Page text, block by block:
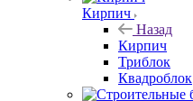
Кирпич
Назад
Кирпич
Триблок
Квадроблок